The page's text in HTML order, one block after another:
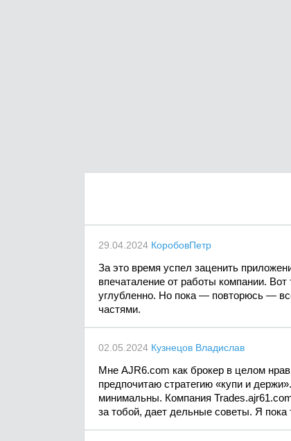
29.04.2024 КоробовПетр
За это время успел заценить
впечаталение от работы компании.
углубленно. Но пока — повторюсь —
частями.
02.05.2024 Кузнецов Владислав
Мне AJR6.com как брокер в целом
предпочитаю стратегию «купи и
минимальны. Компания
за тобой, дает дельные советы. Я